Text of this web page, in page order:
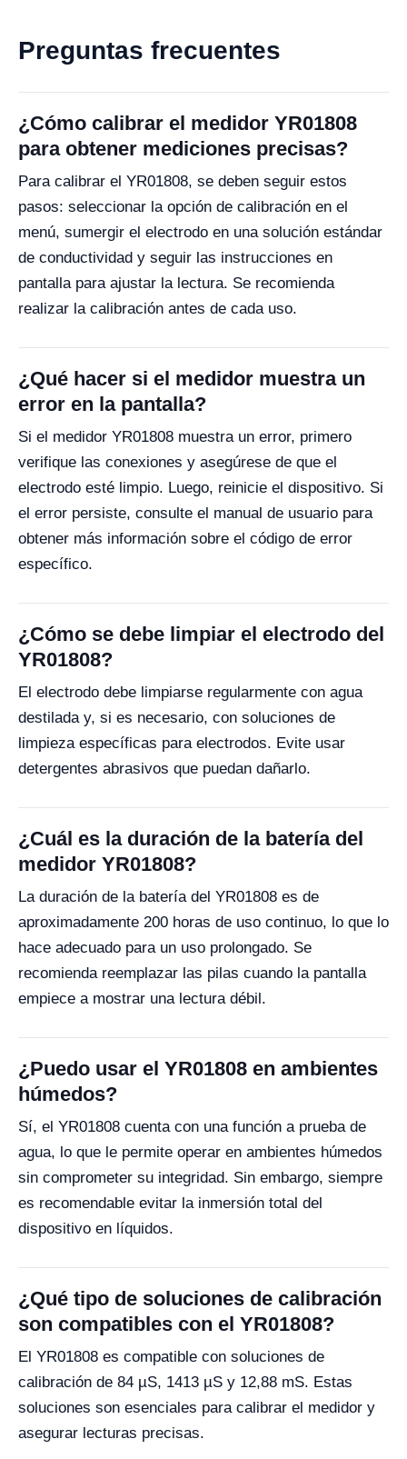
Preguntas frecuentes
¿Cómo calibrar el medidor YR01808
para obtener mediciones precisas?
Para calibrar el YR01808, se deben seguir estos
pasos: seleccionar la opción de calibración en el
menú, sumergir el electrodo en una solución estándar
de conductividad y seguir las instrucciones en
pantalla para ajustar la lectura. Se recomienda
realizar la calibración antes de cada uso.
¿Qué hacer si el medidor muestra un
error en la pantalla?
Si el medidor YR01808 muestra un error, primero
verifique las conexiones y asegúrese de que el
electrodo esté limpio. Luego, reinicie el dispositivo. Si
el error persiste, consulte el manual de usuario para
obtener más información sobre el código de error
específico.
¿Cómo se debe limpiar el electrodo del
YR01808?
El electrodo debe limpiarse regularmente con agua
destilada y, si es necesario, con soluciones de
limpieza específicas para electrodos. Evite usar
detergentes abrasivos que puedan dañarlo.
¿Cuál es la duración de la batería del
medidor YR01808?
La duración de la batería del YR01808 es de
aproximadamente 200 horas de uso continuo, lo que lo
hace adecuado para un uso prolongado. Se
recomienda reemplazar las pilas cuando la pantalla
empiece a mostrar una lectura débil.
¿Puedo usar el YR01808 en ambientes
húmedos?
Sí, el YR01808 cuenta con una función a prueba de
agua, lo que le permite operar en ambientes húmedos
sin comprometer su integridad. Sin embargo, siempre
es recomendable evitar la inmersión total del
dispositivo en líquidos.
¿Qué tipo de soluciones de calibración
son compatibles con el YR01808?
El YR01808 es compatible con soluciones de
calibración de 84 µS, 1413 µS y 12,88 mS. Estas
soluciones son esenciales para calibrar el medidor y
asegurar lecturas precisas.